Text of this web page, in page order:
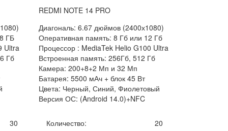
ГБ
Ultra
Гб
30
REDMI NOTE 14 PRO
Диагональ: 6.67 дюймов (2400х1080)
Оперативная память: 8 Гб или 12 Гб
Процессор : MediaTek Helio G100 Ultra
Встроенная память: 256Гб, 512 Гб
Камера: 200+8+2 Мп и 32 Мп
Батарея: 5500 мАч + блок 45 Вт
Цвета: Черный, Синий, Фиолетовый
Версия ОС: (Android 14.0)+NFC
Количество:
20